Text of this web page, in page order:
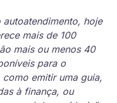
hoje
mais de 100
mais ou menos 40
para o
emitir uma guia,
à finança, ou